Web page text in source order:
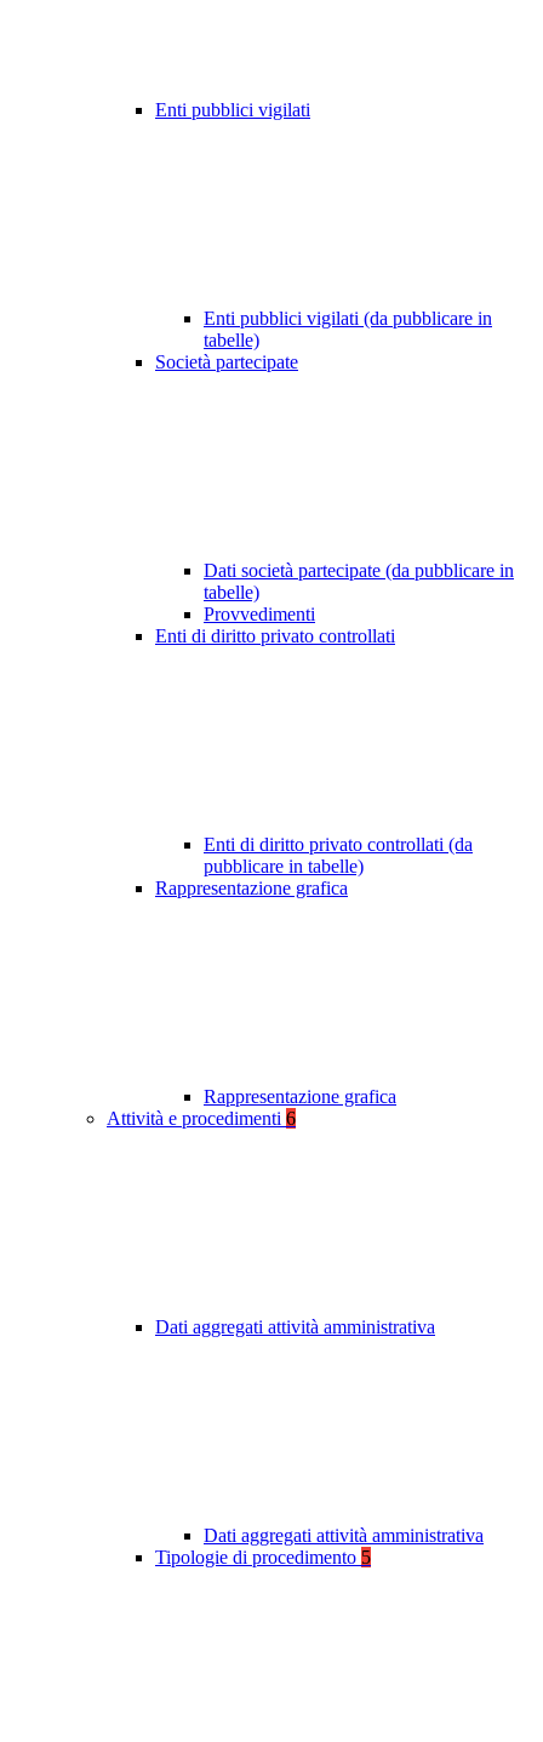
Enti pubblici vigilati
Enti pubblici vigilati (da pubblicare in
tabelle)
Società partecipate
Dati società partecipate (da pubblicare in
tabelle)
Provvedimenti
Enti di diritto privato controllati
Enti di diritto privato controllati (da
pubblicare in tabelle)
Rappresentazione grafica
Rappresentazione grafica
Attività e procedimenti 6
Dati aggregati attività amministrativa
Dati aggregati attività amministrativa
Tipologie di procedimento 5